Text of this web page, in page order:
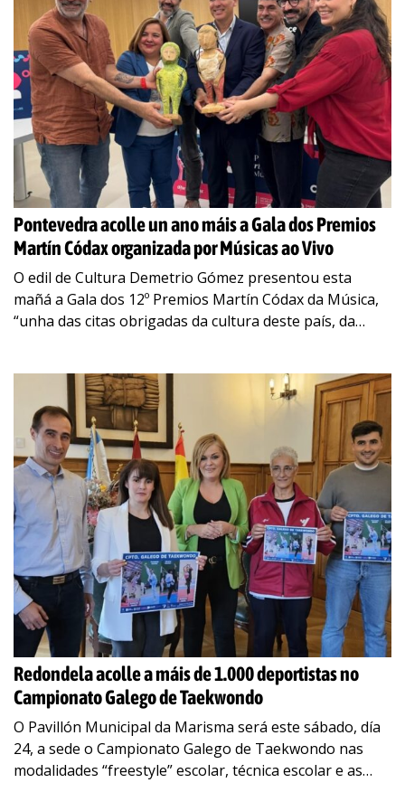
Pontevedra acolle un ano máis a Gala dos Premios
Martín Códax organizada por Músicas ao Vivo
O edil de Cultura Demetrio Gómez presentou esta
mañá a Gala dos 12º Premios Martín Códax da Música,
“unha das citas obrigadas da cultura deste país, da
Redondela acolle a máis de 1.000 deportistas no
Campionato Galego de Taekwondo
O Pavillón Municipal da Marisma será este sábado, día
24, a sede o Campionato Galego de Taekwondo nas
modalidades “freestyle” escolar, técnica escolar e as